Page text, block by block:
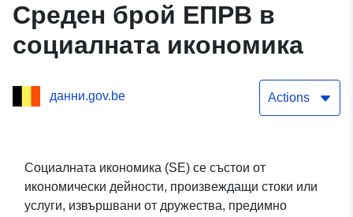
Среден брой ЕПРВ в
социалната икономика
данни.gov.be Actions
Социалната икономика (SE) се състои от
икономически дейности, произвеждащи стоки или
услуги, извършвани от дружества, предимно